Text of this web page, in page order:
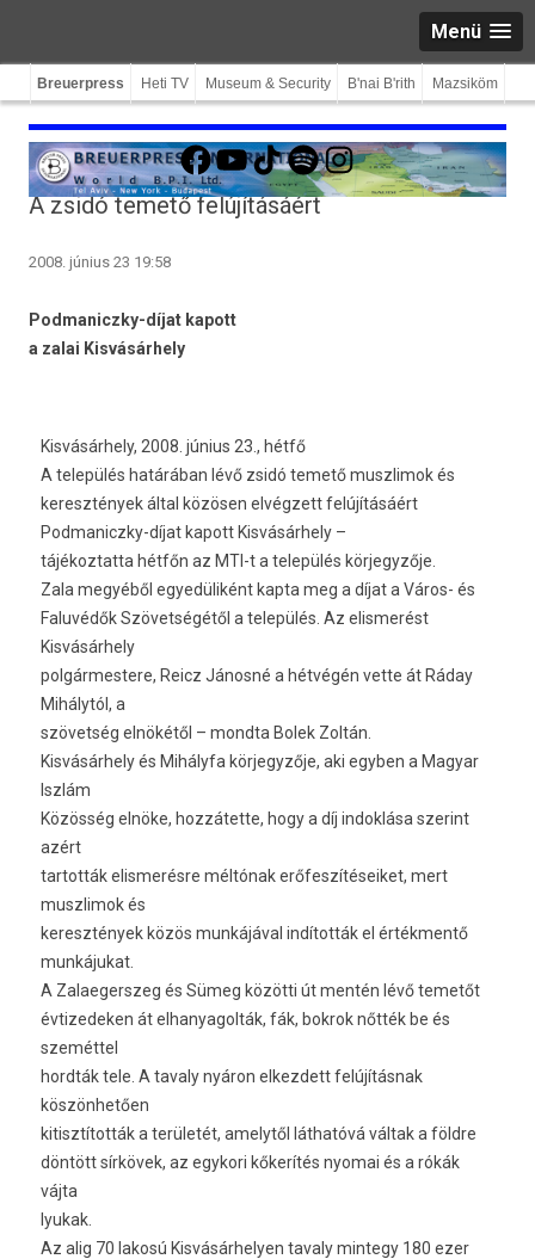
Menü
Breuerpress Heti TV Museum & Security B'nai B'rith Mazsiköm
Facebook
YouTube
TikTokSpotifyInstagram
A zsidó temető felújításáért
2008. június 23 19:58
Podmaniczky-díjat kapott
a zalai Kisvásárhely
Kisvásárhely, 2008. június 23., hétfő
A település határában lévő zsidó temető muszlimok és
keresztények által közösen elvégzett felújításáért
Podmaniczky-díjat kapott Kisvásárhely –
tájékoztatta hétfőn az MTI-t a település körjegyzője.
Zala megyéből egyedüliként kapta meg a díjat a Város- és
Faluvédők Szövetségétől a település. Az elismerést
Kisvásárhely
polgármestere, Reicz Jánosné a hétvégén vette át Ráday
Mihálytól, a
szövetség elnökétől – mondta Bolek Zoltán.
Kisvásárhely és Mihályfa körjegyzője, aki egyben a Magyar
Iszlám
Közösség elnöke, hozzátette, hogy a díj indoklása szerint
azért
tartották elismerésre méltónak erőfeszítéseiket, mert
muszlimok és
keresztények közös munkájával indították el értékmentő
munkájukat.
A Zalaegerszeg és Sümeg közötti út mentén lévő temetőt
évtizedeken át elhanyagolták, fák, bokrok nőtték be és
szeméttel
hordták tele. A tavaly nyáron elkezdett felújításnak
köszönhetően
kitisztították a területét, amelytől láthatóvá váltak a földre
döntött sírkövek, az egykori kőkerítés nyomai és a rókák
vájta
lyukak.
Az alig 70 lakosú Kisvásárhelyen tavaly mintegy 180 ezer